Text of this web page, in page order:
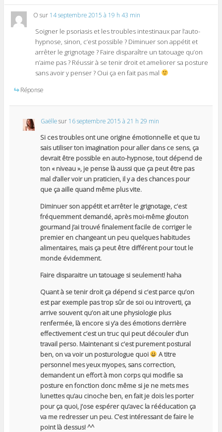
O sur 14 septembre 2015 à 19 h 43 min
Soigner le psoriasis et les troubles intestinaux par l’auto-
hypnose, sinon, c’est possible ? Diminuer son appétit et
arrêter le grignotage ? Faire disparaître un tatouage qu’on
n’aime pas ? Réussir à se tenir droit et ameliorer sa posture
sans avoir y penser ? Oui ça en fait pas mal
Réponse
Gaëllesur 16 septembre 2015 à 21 h 29 min
Si ces troubles ont une origine émotionnelle et que tu
sais utiliser ton imagination pour aller dans ce sens, ça
devrait être possible en auto-hypnose, tout dépend de
ton « niveau », je pense là aussi que ça peut être pas
mal d’aller voir un praticien, il y a des chances pour
que ça aille quand même plus vite.
Diminuer son appétit et arrêter le grignotage, c’est
fréquemment demandé, après moi-même glouton
gourmand j’ai trouvé finalement facile de corriger le
premier en changeant un peu quelques habitudes
alimentaires, mais ça peut être différent pour tout le
monde évidemment.
Faire disparaitre un tatouage si seulement! haha
Quant à se tenir droit ça dépend si c’est parce qu’on
est par exemple pas trop sûr de soi ou introverti, ça
arrive souvent qu’on ait une physiologie plus
renfermée, là encore si y’a des émotions derrière
effectivement c’est un truc qui peut découler d’un
travail perso. Maintenant si c’est purement postural
ben, on va voir un posturologue quoi
A titre
personnel mes yeux myopes, sans correction,
demandent un effort à mon corps qui modifie sa
posture en fonction donc même si je ne mets mes
lunettes qu’au cinoche ben, en fait je dois les porter
pour ça quoi, j’ose espérer qu’avec la rééducation ça
va me redresser un peu. C’est intéressant de faire le
point là dessus! ^^